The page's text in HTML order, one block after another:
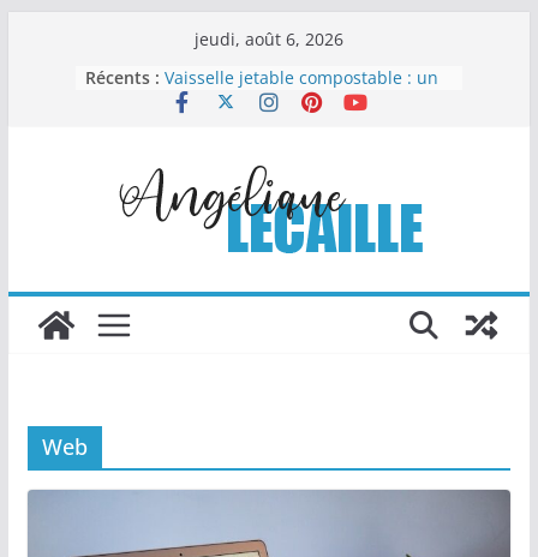
jeudi, août 6, 2026
Récents : Vaisselle jetable compostable : un
choix malin pour organiser sans
personnalisée transforme les
recettes industrielles
Columbarium moderne et design :
quand l’art rencontre le souvenir
essentiel du développement
Le nettoyage automobile : l’art de
Web